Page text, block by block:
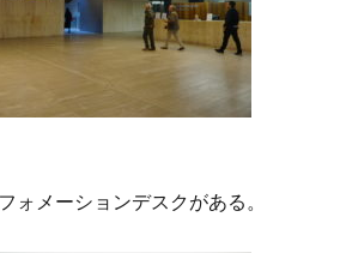
ォメーションデスクがある。